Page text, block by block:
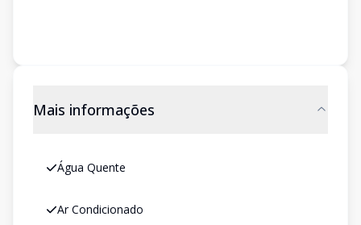
Mais informações
Água Quente
Ar Condicionado